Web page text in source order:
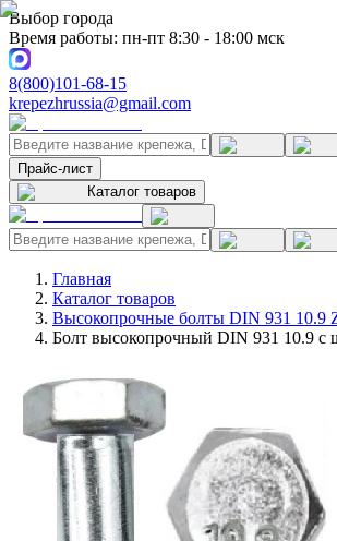
Выбор города
Время работы: пн-пт 8:30 - 18:00 мск
8(800)101-68-15
krepezhrussia@gmail.com
Прайс-лист
Каталог товаров
Главная
Каталог товаров
Высокопрочные болты DIN 931 10.9
Болт высокопрочный DIN 931 10.9 с